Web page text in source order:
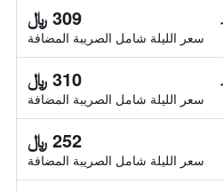
309 ﷼
سعر الليلة شامل الصريبة المضافة
310 ﷼
سعر الليلة شامل الصريبة المضافة
252 ﷼
سعر الليلة شامل الصريبة المضافة